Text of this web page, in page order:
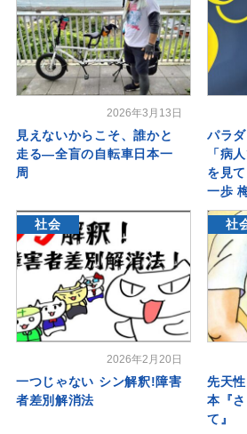
2026年3月13日
見えないからこそ、誰かと
走る―全盲の自転車日本一
周
パラ
「病
を見
一歩
社会
2026年2月20日
一つじゃない シン解釈!障害
者差別解消法
社
先天
本『
て』